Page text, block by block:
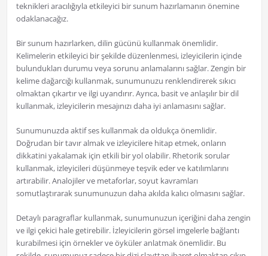
teknikleri aracılığıyla etkileyici bir sunum hazırlamanın önemine
odaklanacağız.
Bir sunum hazırlarken, dilin gücünü kullanmak önemlidir.
Kelimelerin etkileyici bir şekilde düzenlenmesi, izleyicilerin içinde
bulundukları durumu veya sorunu anlamalarını sağlar. Zengin bir
kelime dağarcığı kullanmak, sunumunuzu renklendirerek sıkıcı
olmaktan çıkartır ve ilgi uyandırır. Ayrıca, basit ve anlaşılır bir dil
kullanmak, izleyicilerin mesajınızı daha iyi anlamasını sağlar.
Sunumunuzda aktif ses kullanmak da oldukça önemlidir.
Doğrudan bir tavır almak ve izleyicilere hitap etmek, onların
dikkatini yakalamak için etkili bir yol olabilir. Rhetorik sorular
kullanmak, izleyicileri düşünmeye teşvik eder ve katılımlarını
artırabilir. Analojiler ve metaforlar, soyut kavramları
somutlaştırarak sunumunuzun daha akılda kalıcı olmasını sağlar.
Detaylı paragraflar kullanmak, sunumunuzun içeriğini daha zengin
ve ilgi çekici hale getirebilir. İzleyicilerin görsel imgelerle bağlantı
kurabilmesi için örnekler ve öyküler anlatmak önemlidir. Bu